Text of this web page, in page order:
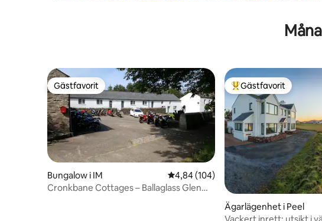
Gästfavorit
Gästfavorit
Bungalow i IM 4,84 av 5 i genomsnittligt betyg, 104
4,84 (104)
Cronkbane Cottages – Ballaglass Glen
Populär gästfavorit
Gästfavorit
Ägarlägenhet i Peel